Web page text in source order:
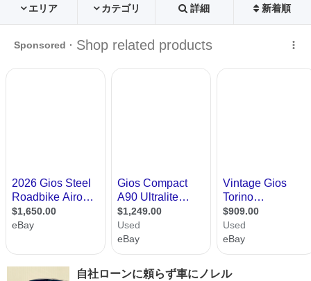
エリア カテゴリ 詳細 新着順
自社ローンに頼らず車にノレル